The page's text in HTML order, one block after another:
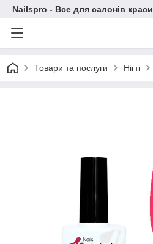
Nailspro - Все для салонів краси
Товари та послуги Нігті